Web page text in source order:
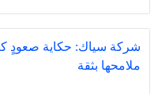
شركة سياك: حكاية صعودٍ
ملامحها بثقة